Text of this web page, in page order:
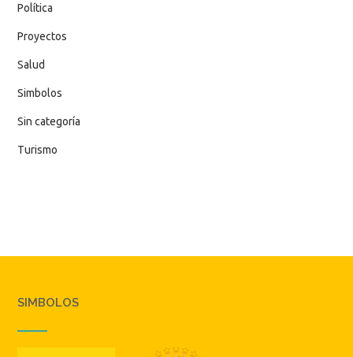
Política
Proyectos
Salud
Simbolos
Sin categoría
Turismo
SIMBOLOS